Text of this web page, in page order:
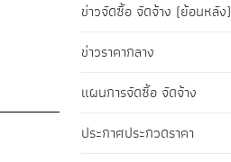
ข่าวจัดซื้อ จัดจ้าง (ย้อนหลัง)
ข่าวราคากลาง
แผนการจัดซื้อ จัดจ้าง
ประกาศประกวดราคา